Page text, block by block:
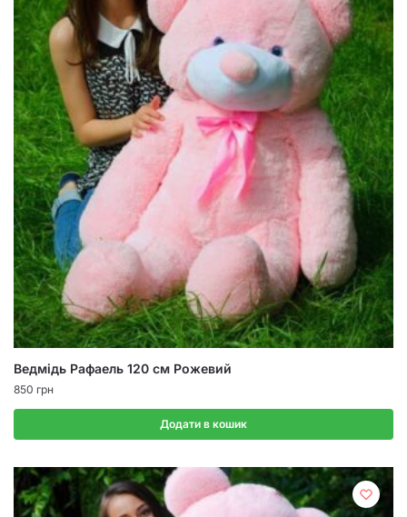
Ведмідь Рафаель 120 см Рожевий
850 грн
Додати в кошик